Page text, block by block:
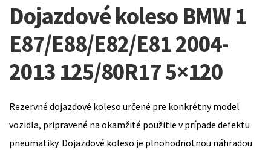
Dojazdové koleso BMW 1
E87/E88/E82/E81 2004-
2013 125/80R17 5×120
Rezervné dojazdové koleso určené pre konkrétny model
vozidla, pripravené na okamžité použitie v prípade defektu
pneumatiky. Dojazdové koleso je plnohodnotnou náhradou